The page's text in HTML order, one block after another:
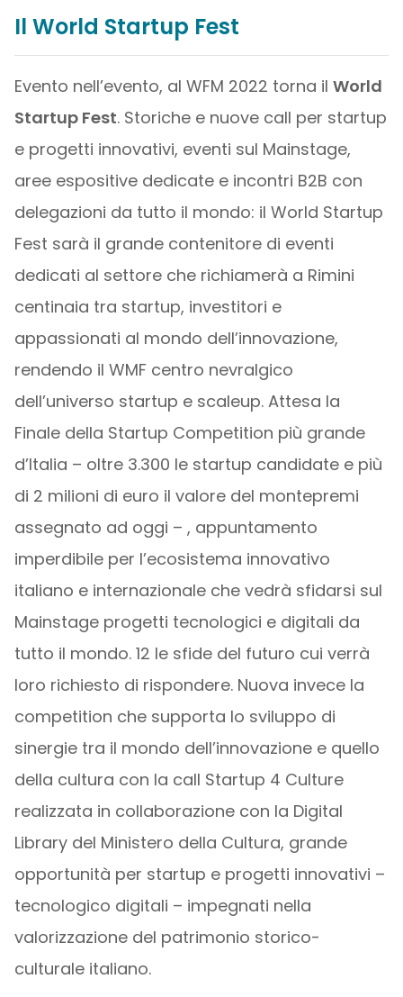
Il World Startup Fest
Evento nell’evento, al WFM 2022 torna il World
Startup Fest. Storiche e nuove call per startup
e progetti innovativi, eventi sul Mainstage,
aree espositive dedicate e incontri B2B con
delegazioni da tutto il mondo: il World Startup
Fest sarà il grande contenitore di eventi
dedicati al settore che richiamerà a Rimini
centinaia tra startup, investitori e
appassionati al mondo dell’innovazione,
rendendo il WMF centro nevralgico
dell’universo startup e scaleup. Attesa la
Finale della Startup Competition più grande
d’Italia – oltre 3.300 le startup candidate e più
di 2 milioni di euro il valore del montepremi
assegnato ad oggi – , appuntamento
imperdibile per l’ecosistema innovativo
italiano e internazionale che vedrà sfidarsi sul
Mainstage progetti tecnologici e digitali da
tutto il mondo. 12 le sfide del futuro cui verrà
loro richiesto di rispondere. Nuova invece la
competition che supporta lo sviluppo di
sinergie tra il mondo dell’innovazione e quello
della cultura con la call Startup 4 Culture
realizzata in collaborazione con la Digital
Library del Ministero della Cultura, grande
opportunità per startup e progetti innovativi –
tecnologico digitali – impegnati nella
valorizzazione del patrimonio storico-
culturale italiano.